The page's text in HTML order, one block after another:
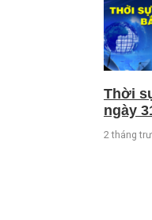
Thời
ngày
2 tháng